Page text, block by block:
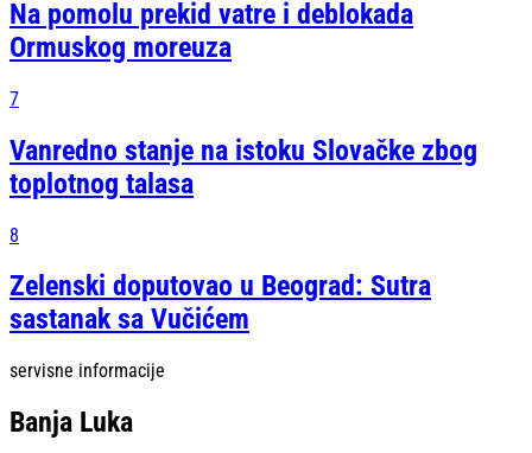
Na pomolu prekid vatre i deblokada
Ormuskog moreuza
7
Vanredno stanje na istoku Slovačke zbog
toplotnog talasa
8
Zelenski doputovao u Beograd: Sutra
sastanak sa Vučićem
servisne informacije
Banja Luka